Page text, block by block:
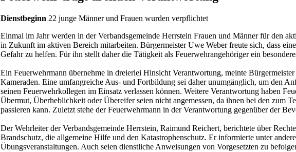
Dienstbeginn 22 junge Männer und Frauen wurden verpflichtet
Einmal im Jahr werden in der Verbandsgemeinde Herrstein Frauen und Männer für den
in Zukunft im aktiven Bereich mitarbeiten. Bürgermeister Uwe Weber freute sich, dass
Gefahr zu helfen. Für ihn stellt daher die Tätigkeit als Feuerwehrangehöriger ein
Ein Feuerwehrmann übernehme in dreierlei Hinsicht Verantwortung, meinte
Kameraden. Eine umfangreiche Aus- und Fortbildung sei daher unumgänglich, um den
seinen Feuerwehrkollegen im Einsatz verlassen können. Weitere Verantwortung haben
Übermut, Überheblichkeit oder Übereifer seien nicht angemessen, da ihnen bei den zum
passieren kann. Zuletzt stehe der Feuerwehrmann in der Verantwortung gegenüber der
Der Wehrleiter der Verbandsgemeinde Herrstein, Raimund Reichert, berichtete über
Brandschutz, die allgemeine Hilfe und den Katastrophenschutz. Er informierte unter
Übungsveranstaltungen. Auch seien dienstliche Anweisungen von Vorgesetzten zu